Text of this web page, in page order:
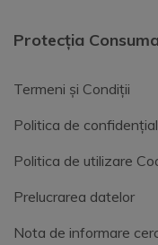
Protecția
Termeni și Condiții
Politica de
Politica de utilizare
Prelucrarea datelor
Nota de informare